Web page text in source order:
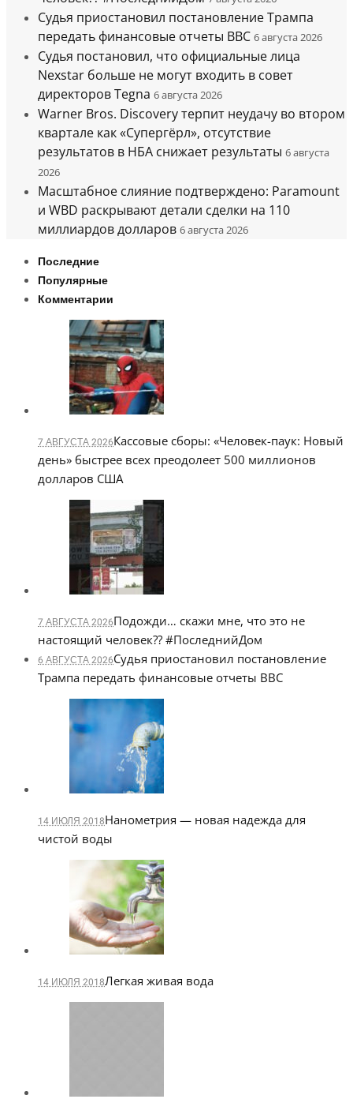
Судья приостановил постановление Трампа
передать финансовые отчеты BBC 6 августа 2026
Судья постановил, что официальные лица
Nexstar больше не могут входить в совет
директоров Tegna 6 августа 2026
Warner Bros. Discovery терпит неудачу во втором
квартале как «Супергёрл», отсутствие
результатов в НБА снижает результаты 6 августа
2026
Масштабное слияние подтверждено: Paramount
и WBD раскрывают детали сделки на 110
миллиардов долларов 6 августа 2026
Последние
Популярные
Комментарии
7 АВГУСТА 2026Кассовые сборы: «Человек-паук: Новый
день» быстрее всех преодолеет 500 миллионов
долларов США
7 АВГУСТА 2026Подожди… скажи мне, что это не
настоящий человек?? #ПоследнийДом
6 АВГУСТА 2026Судья приостановил постановление
Трампа передать финансовые отчеты BBC
14 ИЮЛЯ 2018Нанометрия — новая надежда для
чистой воды
14 ИЮЛЯ 2018Легкая живая вода